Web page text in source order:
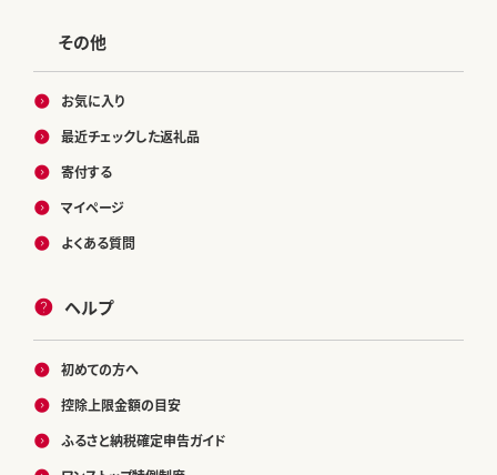
その他
お気に入り
最近チェックした返礼品
寄付する
マイページ
よくある質問
ヘルプ
初めての方へ
控除上限金額の目安
ふるさと納税確定申告ガイド